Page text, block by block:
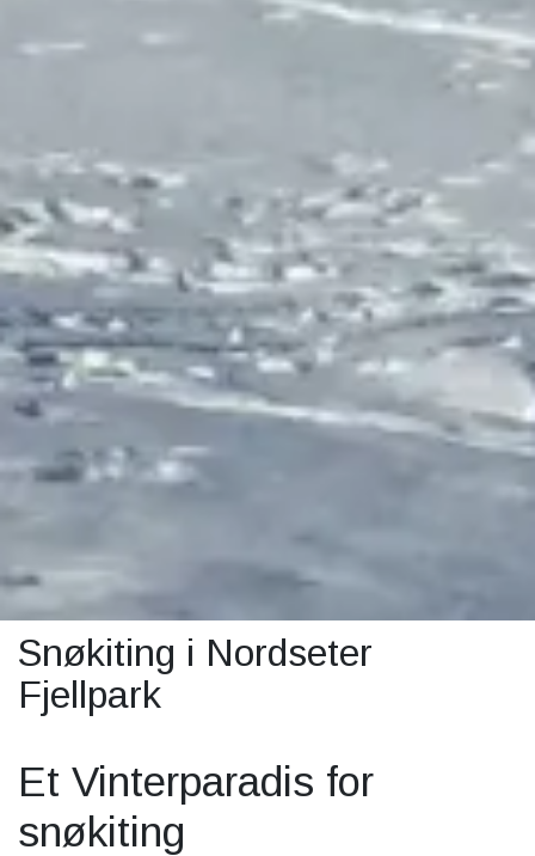
Snøkiting i Nordseter
Fjellpark
Et Vinterparadis for
snøkiting